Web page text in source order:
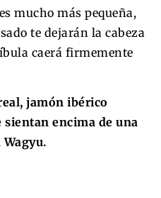
mucho más pequeña,
te dejarán la cabeza
caerá firmemente
jamón ibérico
encima de una